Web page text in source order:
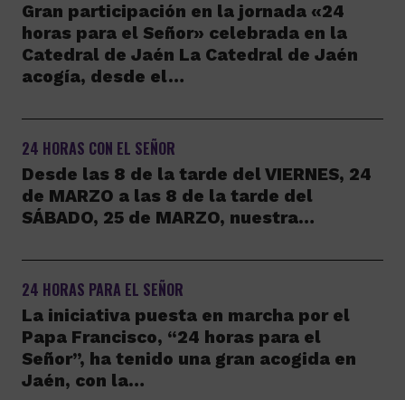
Gran participación en la jornada «24
horas para el Señor» celebrada en la
Catedral de Jaén La Catedral de Jaén
acogía, desde el…
24 HORAS CON EL SEÑOR
Desde las 8 de la tarde del VIERNES, 24
de MARZO a las 8 de la tarde del
SÁBADO, 25 de MARZO, nuestra…
24 HORAS PARA EL SEÑOR
La iniciativa puesta en marcha por el
Papa Francisco, “24 horas para el
Señor”, ha tenido una gran acogida en
Jaén, con la…